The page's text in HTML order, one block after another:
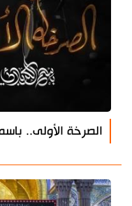
الصرخة الأولى.. باسم